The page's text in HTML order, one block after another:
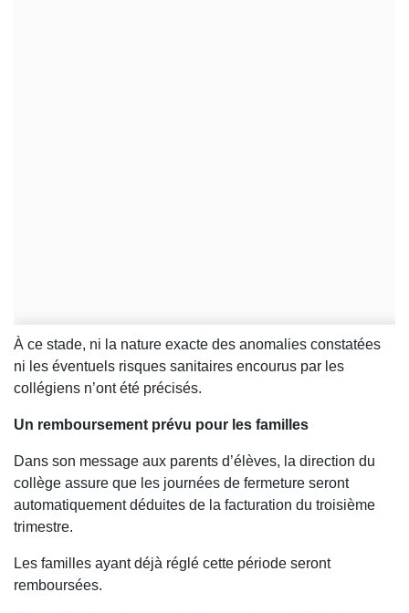
À ce stade, ni la nature exacte des anomalies constatées
ni les éventuels risques sanitaires encourus par les
collégiens n’ont été précisés.
Un remboursement prévu pour les familles
Dans son message aux parents d’élèves, la direction du
collège assure que les journées de fermeture seront
automatiquement déduites de la facturation du troisième
trimestre.
Les familles ayant déjà réglé cette période seront
remboursées.